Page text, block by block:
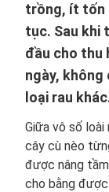
trồng, ít tốn
tục. Sau khi
đầu cho thu
ngày, không
loại rau
Giữa vô số loài
cây cù nèo
được nâng
cho bằng được.